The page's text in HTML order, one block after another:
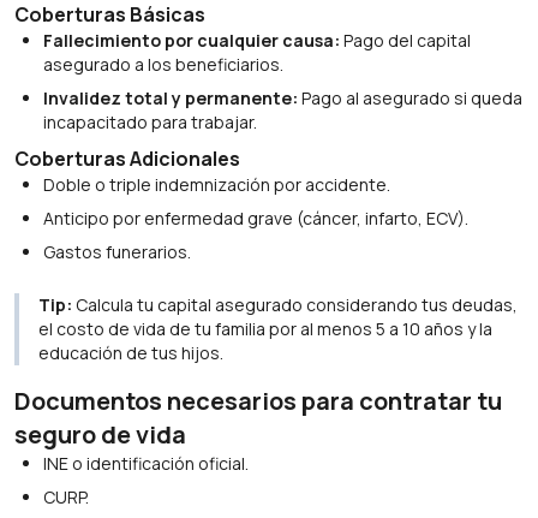
Coberturas Básicas
Fallecimiento por cualquier causa: Pago del capital
asegurado a los beneficiarios.
Invalidez total y permanente: Pago al asegurado si queda
incapacitado para trabajar.
Coberturas Adicionales
Doble o triple indemnización por accidente.
Anticipo por enfermedad grave (cáncer, infarto, ECV).
Gastos funerarios.
Tip: Calcula tu capital asegurado considerando tus deudas,
el costo de vida de tu familia por al menos 5 a 10 años y la
educación de tus hijos.
Documentos necesarios para contratar tu
seguro de vida
INE o identificación oficial.
CURP.